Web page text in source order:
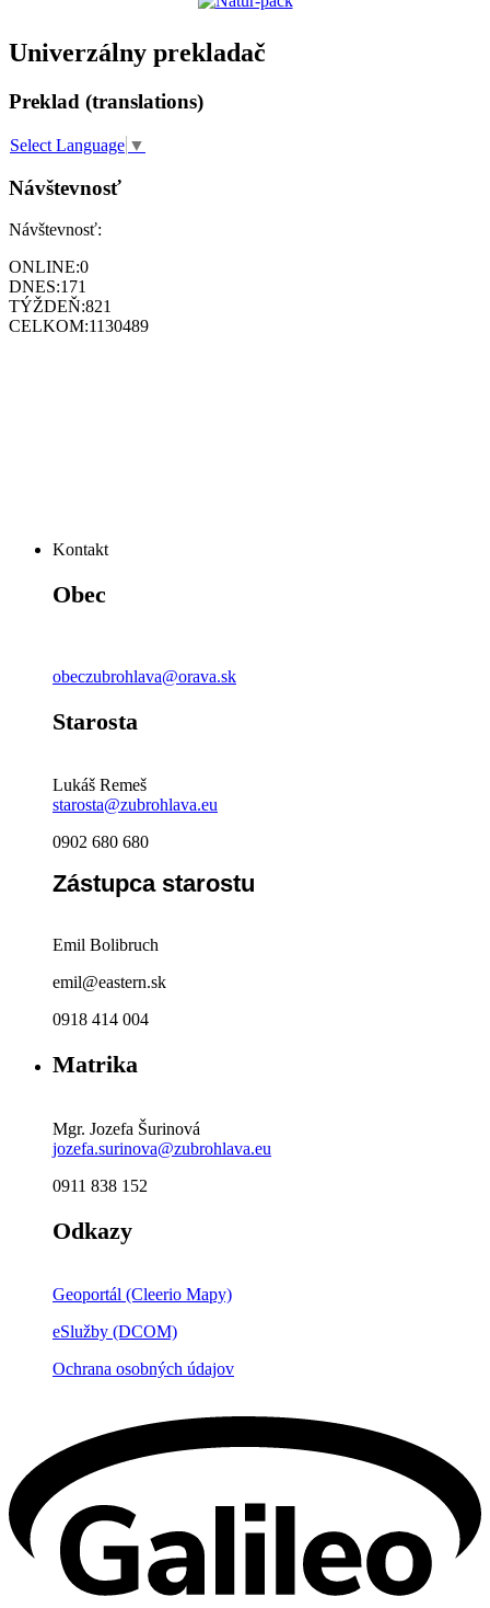
Univerzálny prekladač
Preklad (translations)
Select Language ▼
Návštevnosť
Návštevnosť:
ONLINE:0
DNES:171
TÝŽDEŇ:821
CELKOM:1130489
Kontakt
Obec
obeczubrohlava@orava.sk
Starosta
Lukáš Remeš
starosta@zubrohlava.eu
0902 680 680
Zástupca starostu
Emil Bolibruch
emil@eastern.sk
0918 414 004
Matrika
Mgr. Jozefa Šurinová
jozefa.surinova@zubrohlava.eu
0911 838 152
Odkazy
Geoportál (Cleerio Mapy)
eSlužby (DCOM)
Ochrana osobných údajov